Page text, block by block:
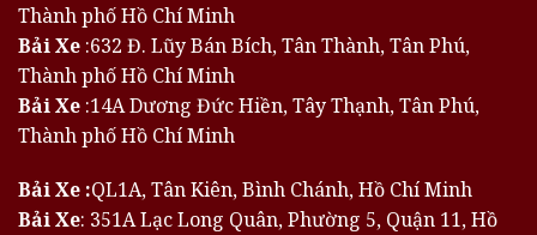
Thành phố Hồ Chí Minh
Bải Xe :632 Đ. Lũy Bán Bích, Tân Thành, Tân Phú,
Thành phố Hồ Chí Minh
Bải Xe :14A Dương Đức Hiền, Tây Thạnh, Tân Phú,
Thành phố Hồ Chí Minh
Bải Xe :QL1A, Tân Kiên, Bình Chánh, Hồ Chí Minh
Bải Xe: 351A Lạc Long Quân, Phường 5, Quận 11, Hồ